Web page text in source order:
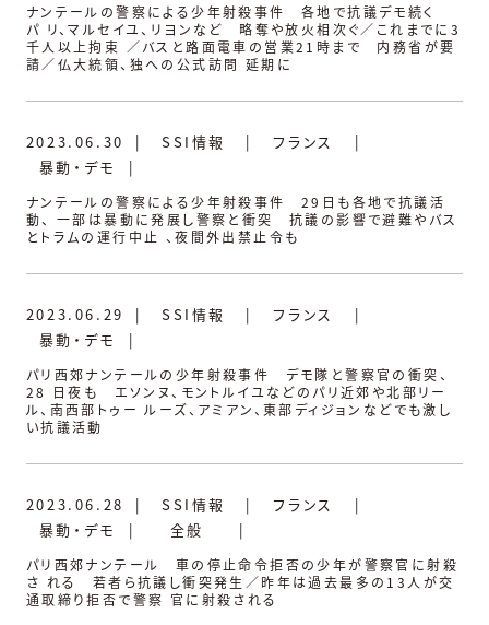
ナンテールの警察による少年射殺事件 各地で抗議デモ続く
パ リ、マルセイユ、リヨンなど 略奪や放火相次ぐ／これまでに3
千人以上拘束 ／バスと路面電車の営業21時まで 内務省が要
請／仏大統領、独への公式訪問 延期に
2023.06.30 | SSI情報 | フランス
|
暴動・デモ
|
ナンテールの警察による少年射殺事件 29日も各地で抗議活
動、 一部は暴動に発展し警察と衝突 抗議の影響で避難やバス
とトラムの運行中止 、夜間外出禁止令も
2023.06.29 | SSI情報 | フランス
|
暴動・デモ
|
パリ西郊ナンテールの少年射殺事件 デモ隊と警察官の衝突、
28 日夜も エソンヌ、モントルイユなどのパリ近郊や北部リー
ル、南西部トゥー ルーズ、アミアン、東部ディジョンなどでも激し
い抗議活動
2023.06.28 | SSI情報 | フランス
|
暴動・デモ
| 全般 |
パリ西郊ナンテール 車の停止命令拒否の少年が警察官に射殺
さ れる 若者ら抗議し衝突発生／昨年は過去最多の13人が交
通取締り拒否で警察 官に射殺される